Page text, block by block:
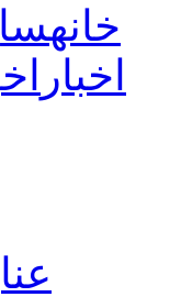
خانه
اخبار